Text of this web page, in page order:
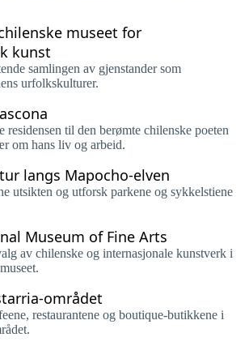
museet for
kunst
samlingen av gjenstander som
urfolkskulturer.
til den berømte chilenske poeten
om hans liv og arbeid.
langs Mapocho-elven
utsikten og utforsk parkene og sykkelstiene
Museum of Fine Arts
av chilenske og internasjonale kunstverk i
området
restaurantene og boutique-butikkene i